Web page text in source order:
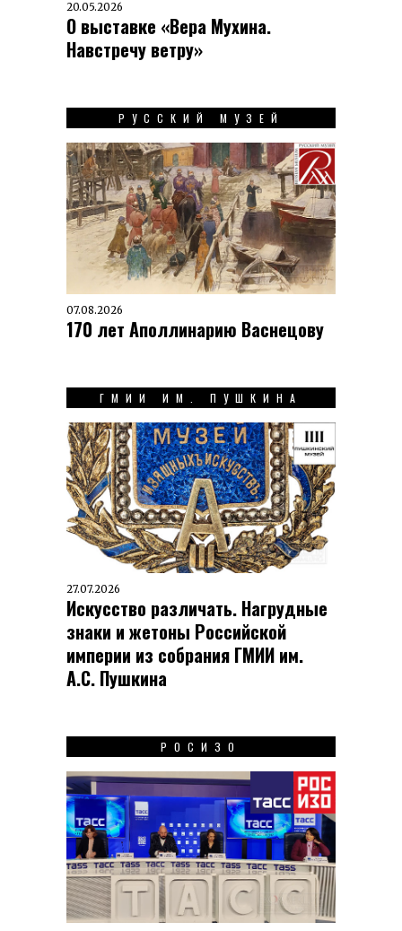
20.05.2026
О выставке «Вера Мухина.
Навстречу ветру»
РУССКИЙ МУЗЕЙ
07.08.2026
170 лет Аполлинарию Васнецову
ГМИИ ИМ. ПУШКИНА
27.07.2026
Искусство различать. Нагрудные
знаки и жетоны Российской
империи из собрания ГМИИ им.
А.С. Пушкина
РОСИЗО